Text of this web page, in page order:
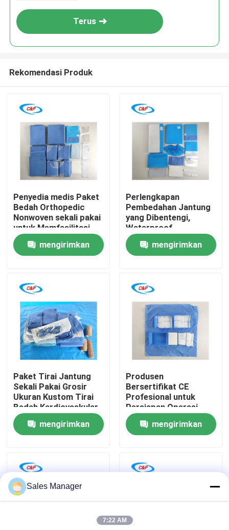
Rumah
video
Pertunjukan VR
Tentang Kami
Tur Pabrik
Kontrol Kualitas
Berita
Terus
Rekomendasi Produk
Penyedia medis Paket
Bedah Orthopedic
Nonwoven sekali pakai
untuk Memfasilitasi
Prosedur Orthopedic
yang Amanmengirimkan
Perlengkapan
Pembedahan Jantung
yang Dibentengi,
Waterproof,
Disposable Nonwoven
mengirimkan
Paket Tirai Jantung
Sekali Pakai Grosir
Ukuran Kustom Tirai
Bedah Kardiovaskular
mengirimkan
Produsen
Bersertifikat CE
Profesional untuk
Persiapan Operasi
Perut Medis untuk
operasimengirimkan
Sales Manager
7:22 AM